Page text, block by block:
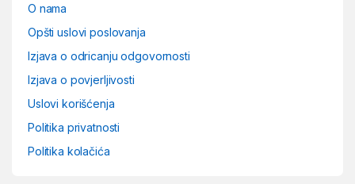
O nama
Opšti uslovi poslovanja
Izjava o odricanju odgovornosti
Izjava o povjerljivosti
Uslovi korišćenja
Politika privatnosti
Politika kolačića